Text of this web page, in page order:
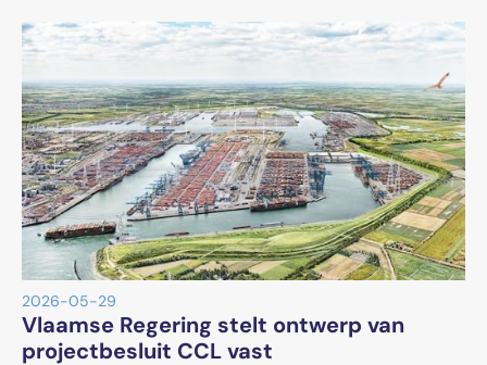
2026-05-29
Vlaamse Regering stelt ontwerp van
projectbesluit CCL vast